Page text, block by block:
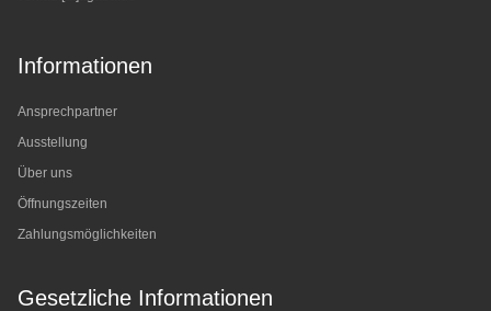
Informationen
Ansprechpartner
Ausstellung
Über uns
Öffnungszeiten
Zahlungsmöglichkeiten
Gesetzliche Informationen